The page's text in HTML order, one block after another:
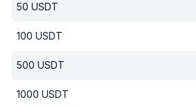
50 USDT
100 USDT
500 USDT
1000 USDT